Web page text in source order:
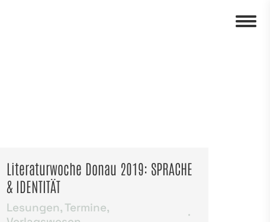
Literaturwoche Donau 2019: SPRACHE
& IDENTITÄT
Lesungen,Termine,